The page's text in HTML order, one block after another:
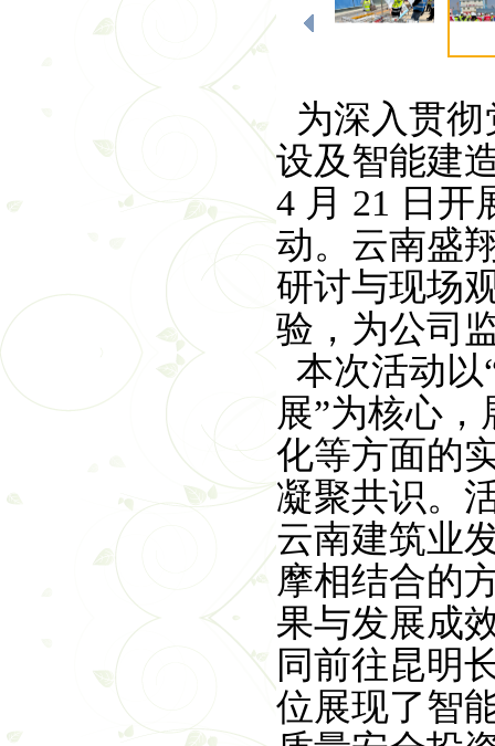
云南弘祥化工有限公司
智启建造新范式 砥砺监
追寻红色印记 凝聚奋进
捐资助学暖人心 情系
筑梦盛翔 共启新程 —
云南省昆明市安宁市昆
聚焦超高支模难题 共探
凝心聚力守初心 笃行实
为深入贯
设及智能建
4 月 21 日开
动。云南盛
研讨与现场
验，为公司
本次活动以
展”为核心
化等方面的
凝聚共识。
云南建筑业
摩相结合的
果与发展成
同前往昆明
位展现了智